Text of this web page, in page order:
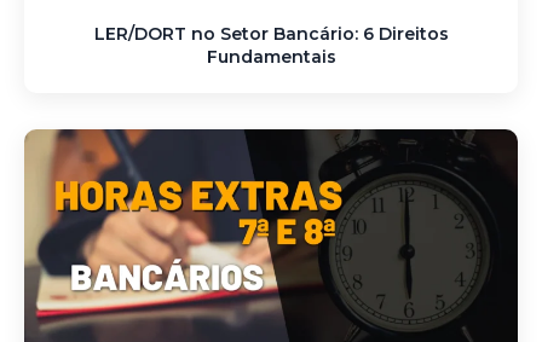
LER/DORT no Setor Bancário: 6 Direitos
Fundamentais